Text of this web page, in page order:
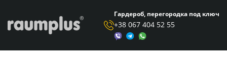
Гардероб, перегородка под ключ
+38 067 404 52 55